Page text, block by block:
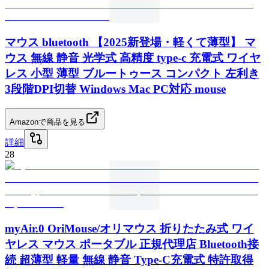
マウス bluetooth 【2025新登場・軽くて薄型】 マ
ウス 無線 静音 光学式 高精度 type-c 充電式 ワイヤ
レス 小型 薄型 ブルートゥース コンパクト 左利き
3段階DPI切替 Windows Mac PC対応 mouse
Amazonで商品を見る
詳細
28
myAir.0 OriMouse/オリマウス 折りたたみ式 ワイ
ヤレス マウス ポータブル 正規代理店 Bluetooth接
続 超薄型 軽量 無線 静音 Type-C充電式 特許取得